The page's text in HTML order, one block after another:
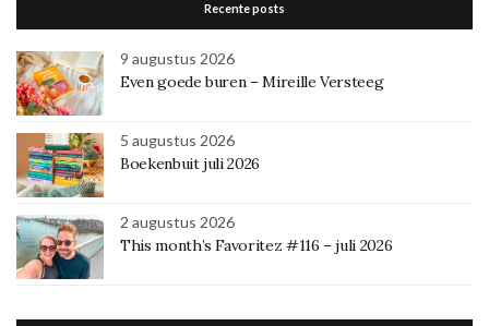
Recente posts
9 augustus 2026
Even goede buren – Mireille Versteeg
5 augustus 2026
Boekenbuit juli 2026
2 augustus 2026
This month’s Favoritez #116 – juli 2026